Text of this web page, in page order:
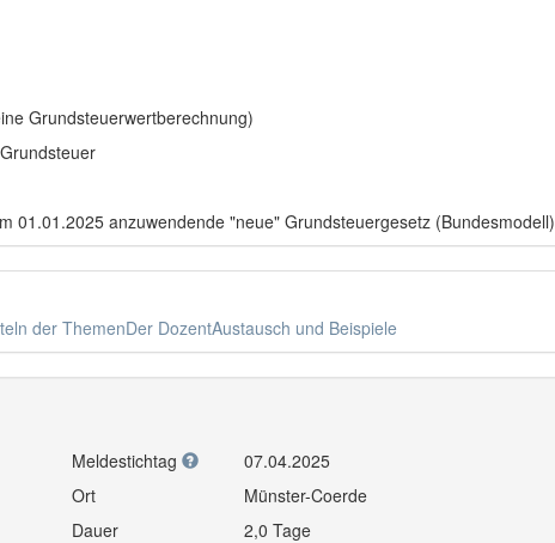
Grundsteuerwertberechnung)
01.01.2025 anzuwendende "neue" Grundsteuergesetz (Bundesmodell)
der ThemenDer DozentAustausch und Beispiele
Meldestichtag
07.04.2025
Ort
Münster-Coerde
Dauer
2,0 Tage